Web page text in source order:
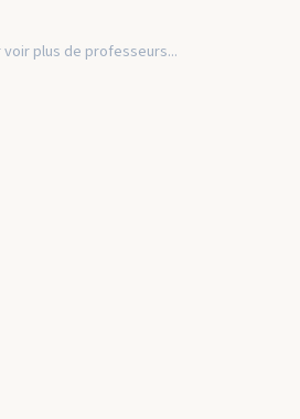
plus de professeurs...